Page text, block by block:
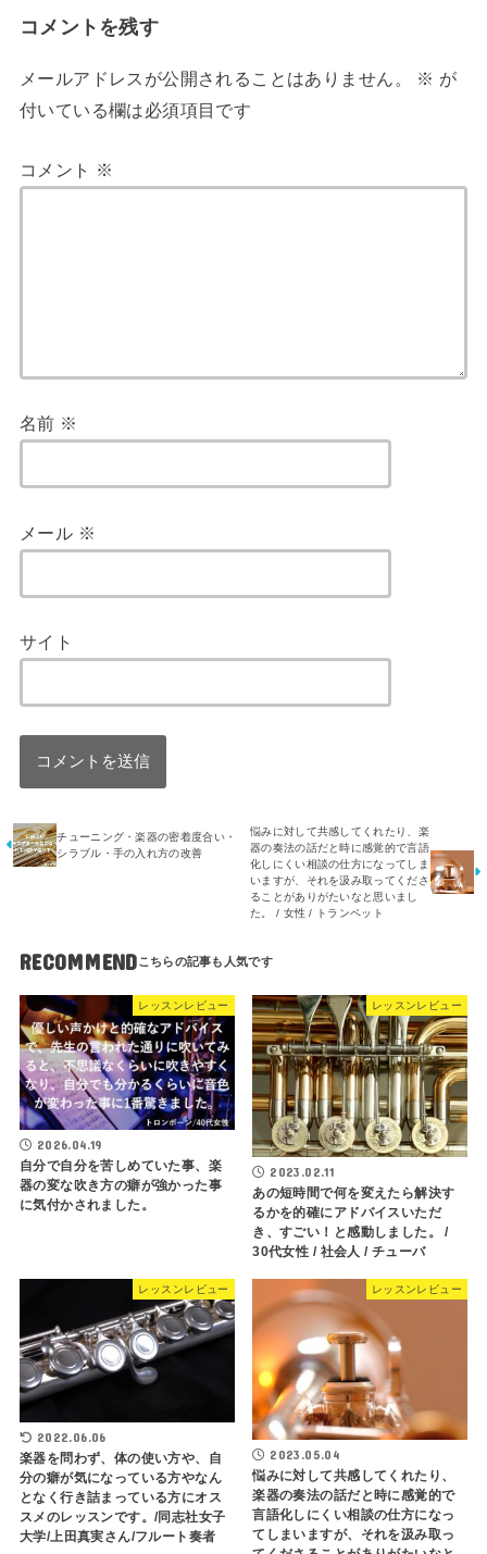
コメントを残す
メールアドレスが公開されることはありません。 ※ が
付いている欄は必須項目です
コメント ※
名前 ※
メール ※
サイト
チューニング・楽器の密着度合い・
シラブル・手の入れ方の改善
悩みに対して共感してくれたり、楽
器の奏法の話だと時に感覚的で言語
化しにくい相談の仕方になってしま
いますが、それを汲み取ってくださ
ることがありがたいなと思いまし
た。 / 女性 / トランペット
RECOMMEND
レッスンレビュー
2026.04.19
自分で自分を苦しめていた事、楽
器の変な吹き方の癖が強かった事
に気付かされました。
レッスンレビュー
2023.02.11
あの短時間で何を変えたら解決す
るかを的確にアドバイスいただ
き、すごい！と感動しました。 /
30代女性 / 社会人 / チューバ
レッスンレビュー
2022.06.06
楽器を問わず、体の使い方や、自
分の癖が気になっている方やなん
となく行き詰まっている方にオス
スメのレッスンです。/同志社女子
大学/上田真実さん/フルート奏者
レッスンレビュー
2023.05.04
悩みに対して共感してくれたり、
楽器の奏法の話だと時に感覚的で
言語化しにくい相談の仕方になっ
てしまいますが、それを汲み取っ